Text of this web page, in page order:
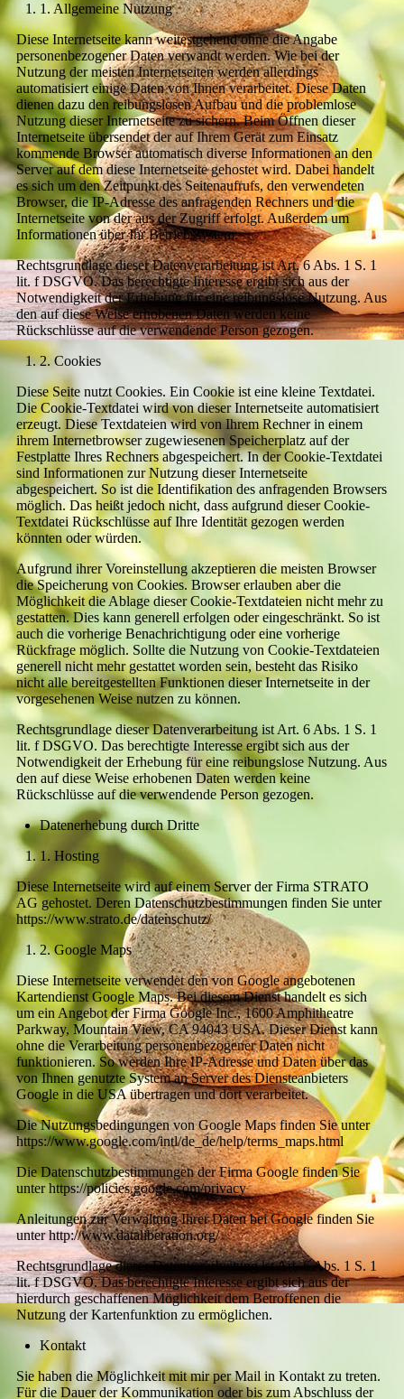
1. Allgemeine Nutzung
Diese Internetseite kann weitestgehend ohne die Angabe
personenbezogener Daten verwandt werden. Wie bei der
Nutzung der meisten Internetseiten werden allerdings
automatisiert einige Daten von Ihnen verarbeitet. Diese Daten
dienen dazu den reibungslosen Aufbau und die problemlose
Nutzung dieser Internetseite zu sichern. Beim Öffnen dieser
Internetseite übersendet der auf Ihrem Gerät zum Einsatz
kommende Browser automatisch diverse Informationen an den
Server auf dem diese Internetseite gehostet wird. Dabei handelt
es sich um den Zeitpunkt des Seitenaufrufs, den verwendeten
Browser, die IP-Adresse des anfragenden Rechners und die
Internetseite von der aus der Zugriff erfolgt. Außerdem um
Informationen über Ihr Betriebssystem.
Rechtsgrundlage dieser Datenverarbeitung ist Art. 6 Abs. 1 S. 1
lit. f DSGVO. Das berechtigte Interesse ergibt sich aus der
Notwendigkeit der Erhebung für eine reibungslose Nutzung. Aus
den auf diese Weise erhobenen Daten werden keine
Rückschlüsse auf die verwendende Person gezogen.
2. Cookies
Diese Seite nutzt Cookies. Ein Cookie ist eine kleine Textdatei.
Die Cookie-Textdatei wird von dieser Internetseite automatisiert
erzeugt. Diese Textdateien wird von Ihrem Rechner in einem
ihrem Internetbrowser zugewiesenen Speicherplatz auf der
Festplatte Ihres Rechners abgespeichert. In der Cookie-Textdatei
sind Informationen zur Nutzung dieser Internetseite
abgespeichert. So ist die Identifikation des anfragenden Browsers
möglich. Das heißt jedoch nicht, dass aufgrund dieser Cookie-
Textdatei Rückschlüsse auf Ihre Identität gezogen werden
könnten oder würden.
Aufgrund ihrer Voreinstellung akzeptieren die meisten Browser
die Speicherung von Cookies. Browser erlauben aber die
Möglichkeit die Ablage dieser Cookie-Textdateien nicht mehr zu
gestatten. Dies kann generell erfolgen oder eingeschränkt. So ist
auch die vorherige Benachrichtigung oder eine vorherige
Rückfrage möglich. Sollte die Nutzung von Cookie-Textdateien
generell nicht mehr gestattet worden sein, besteht das Risiko
nicht alle bereitgestellten Funktionen dieser Internetseite in der
vorgesehenen Weise nutzen zu können.
Rechtsgrundlage dieser Datenverarbeitung ist Art. 6 Abs. 1 S. 1
lit. f DSGVO. Das berechtigte Interesse ergibt sich aus der
Notwendigkeit der Erhebung für eine reibungslose Nutzung. Aus
den auf diese Weise erhobenen Daten werden keine
Rückschlüsse auf die verwendende Person gezogen.
Datenerhebung durch Dritte
1. Hosting
Diese Internetseite wird auf einem Server der Firma STRATO
AG gehostet. Deren Datenschutzbestimmungen finden Sie unter
https://www.strato.de/datenschutz/
2. Google Maps
Diese Internetseite verwendet den von Google angebotenen
Kartendienst Google Maps. Bei diesem Dienst handelt es sich
um ein Angebot der Firma Google Inc., 1600 Amphitheatre
Parkway, Mountain View, CA 94043 USA. Dieser Dienst kann
ohne die Verarbeitung personenbezogener Daten nicht
funktionieren. So werden Ihre IP-Adresse und Daten über das
von Ihnen genutzte System an Server des Diensteanbieters
Google in die USA übertragen und dort verarbeitet.
Die Nutzungsbedingungen von Google Maps finden Sie unter
https://www.google.com/intl/de_de/help/terms_maps.html
Die Datenschutzbestimmungen der Firma Google finden Sie
unter https://policies.google.com/privacy
Anleitungen zur Verwaltung Ihrer Daten bei Google finden Sie
unter http://www.dataliberation.org/
Rechtsgrundlage dieser Datenverarbeitung ist Art. 6 Abs. 1 S. 1
lit. f DSGVO. Das berechtigte Interesse ergibt sich aus der
hierdurch geschaffenen Möglichkeit dem Betroffenen die
Nutzung der Kartenfunktion zu ermöglichen.
Kontakt
Sie haben die Möglichkeit mit mir per Mail in Kontakt zu treten.
Für die Dauer der Kommunikation oder bis zum Abschluss der